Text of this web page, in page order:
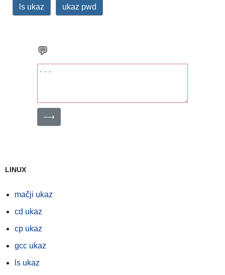
ls ukaz ukaz pwd
💬
⟶
LINUX
mačji ukaz
cd ukaz
cp ukaz
gcc ukaz
ls ukaz